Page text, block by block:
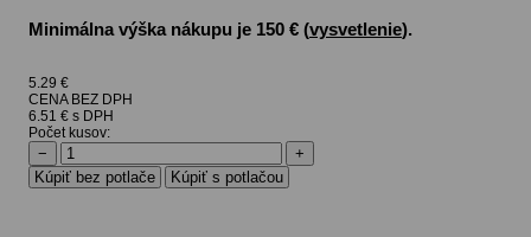
Minimálna výška nákupu je 150 € (vysvetlenie).
5.29 €
CENA BEZ DPH
6.51 € s DPH
Počet kusov:
− +